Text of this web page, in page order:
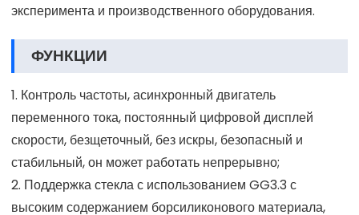
эксперимента и производственного оборудования.
ФУНКЦИИ
1. Контроль частоты, асинхронный двигатель
переменного тока, постоянный цифровой дисплей
скорости, безщеточный, без искры, безопасный и
стабильный, он может работать непрерывно;
2. Поддержка стекла с использованием GG3.3 с
высоким содержанием борсиликонового материала,